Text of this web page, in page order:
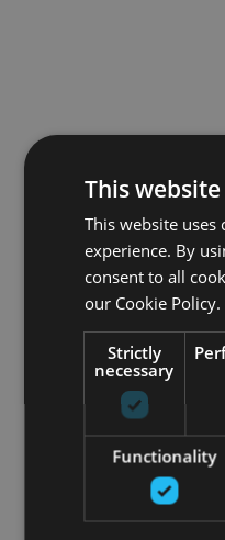
This
This website
experience. By
consent to all
our Cookie Policy.
Strictly
necessary
Functionality